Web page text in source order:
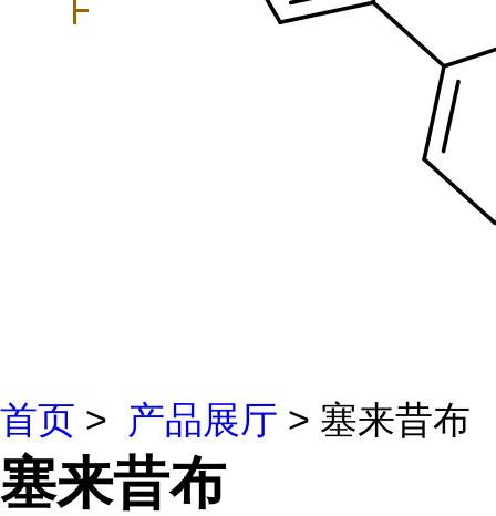
首页 > 产品展厅 > 塞来昔布
塞来昔布